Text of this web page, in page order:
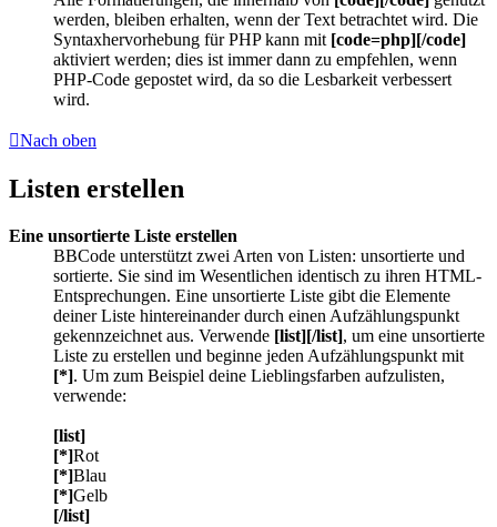
werden, bleiben erhalten, wenn der Text betrachtet wird. Die
Syntaxhervorhebung für PHP kann mit [code=php][/code]
aktiviert werden; dies ist immer dann zu empfehlen, wenn
PHP-Code gepostet wird, da so die Lesbarkeit verbessert
wird.
Nach oben
Listen erstellen
Eine unsortierte Liste erstellen
BBCode unterstützt zwei Arten von Listen: unsortierte und
sortierte. Sie sind im Wesentlichen identisch zu ihren HTML-
Entsprechungen. Eine unsortierte Liste gibt die Elemente
deiner Liste hintereinander durch einen Aufzählungspunkt
gekennzeichnet aus. Verwende [list][/list], um eine unsortierte
Liste zu erstellen und beginne jeden Aufzählungspunkt mit
[*]. Um zum Beispiel deine Lieblingsfarben aufzulisten,
verwende:
[list]
[*]Rot
[*]Blau
[*]Gelb
[/list]